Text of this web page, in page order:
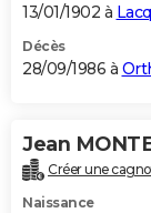
13/01/1902 à Lacq
Décès
28/09/1986 à
Jean
Créer une
Naissance